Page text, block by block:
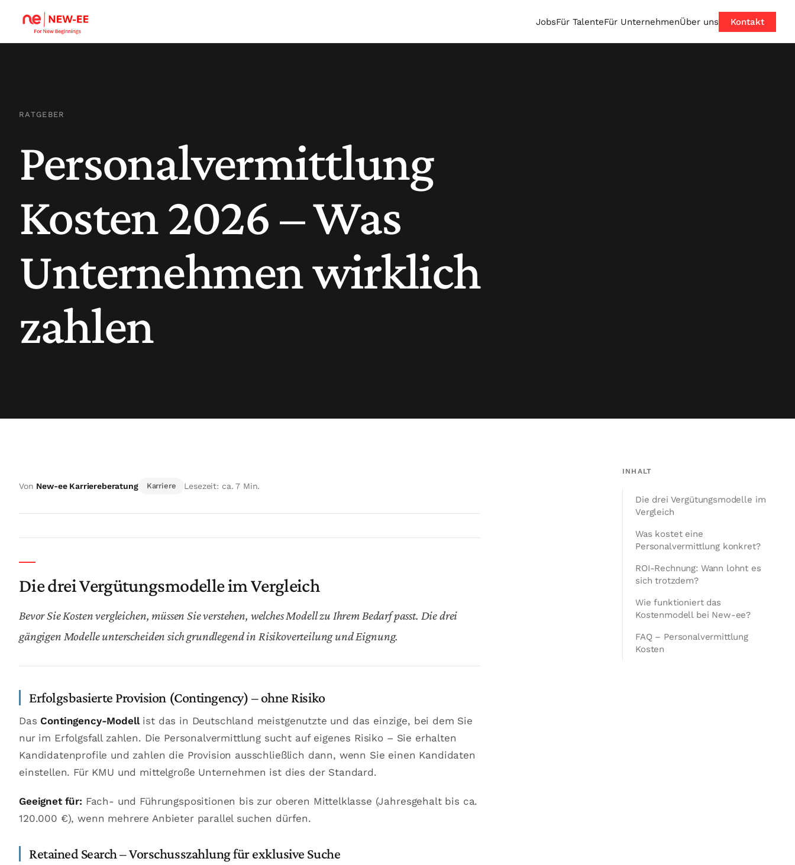
JobsFür TalenteFür UnternehmenÜber uns Kontakt
RATGEBER
Personalvermittlung
Kosten 2026 – Was
Unternehmen wirklich
zahlen
Von New-ee Karriereberatung Karriere Lesezeit: ca. 7 Min.
Die drei Vergütungsmodelle im Vergleich
Bevor Sie Kosten vergleichen, müssen Sie verstehen, welches Modell zu Ihrem Bedarf passt. Die drei
gängigen Modelle unterscheiden sich grundlegend in Risikoverteilung und Eignung.
Erfolgsbasierte Provision (Contingency) – ohne Risiko
Das Contingency-Modellist das in Deutschland meistgenutzte und das einzige, bei dem Sie
nur im Erfolgsfall zahlen. Die Personalvermittlung sucht auf eigenes Risiko – Sie erhalten
Kandidatenprofile und zahlen die Provision ausschließlich dann, wenn Sie einen Kandidaten
einstellen. Für KMU und mittelgroße Unternehmen ist dies der Standard.
Geeignet für: Fach- und Führungspositionen bis zur oberen Mittelklasse (Jahresgehalt bis ca.
120.000 €), wenn mehrere Anbieter parallel suchen dürfen.
Retained Search – Vorschusszahlung für exklusive Suche
INHALT
Die drei Vergütungsmodelle im
Vergleich
Was kostet eine
Personalvermittlung konkret?
ROI-Rechnung: Wann lohnt es
sich trotzdem?
Wie funktioniert das
Kostenmodell bei New-ee?
FAQ – Personalvermittlung
Kosten